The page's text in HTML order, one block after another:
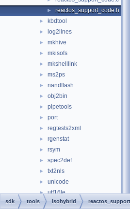
► reactos_support_code.h
► kbdtool
► log2lines
► mkhive
► mkisofs
► mkshelllink
► ms2ps
► nandflash
► obj2bin
► pipetools
► port
► regtests2xml
► rgenstat
► rsym
► spec2def
► txt2nls
► unicode
► utf16le
► widl
sdk tools isohybrid